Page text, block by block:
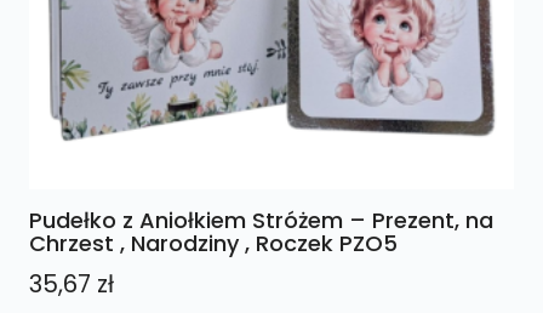
Pudełko z Aniołkiem Stróżem – Prezent, na
Chrzest , Narodziny , Roczek PZO5
35,67 zł